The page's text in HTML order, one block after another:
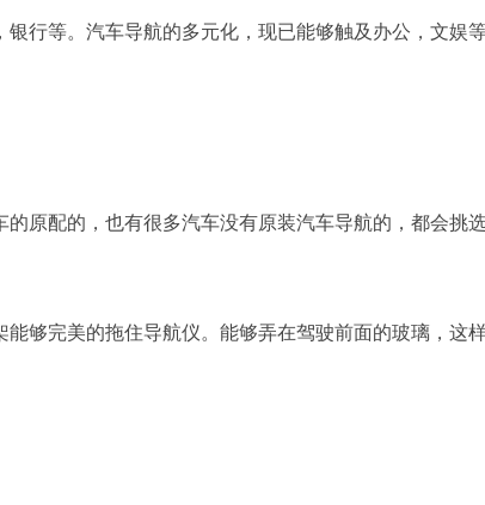
等。汽车导航的多元化，现已能够触及办公，文娱
配的，也有很多汽车没有原装汽车导航的，都会挑
完美的拖住导航仪。能够弄在驾驶前面的玻璃，这